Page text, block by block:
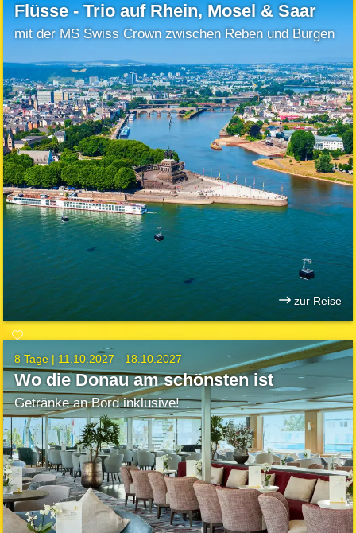
Flüsse - Trio auf Rhein, Mosel & Saar
mit der MS Swiss Crown zwischen Reben und Burgen
zur Reise
8 Tage | 11.10.2027 - 18.10.2027
Wo die Donau am schönsten ist
Getränke an Bord inklusive!